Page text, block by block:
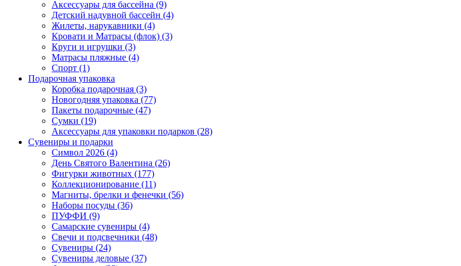
Аксессуары для бассейна (9)
Детский надувной бассейн (4)
Жилеты, нарукавники (4)
Кровати и Матрасы (флок) (3)
Круги и игрушки (3)
Матрасы пляжные (4)
Спорт (1)
Подарочная упаковка
Коробка подарочная (3)
Новогодняя упаковка (77)
Пакеты подарочные (47)
Сумки (19)
Аксессуары для упаковки подарков (28)
Сувениры и подарки
Символ 2026 (4)
День Святого Валентина (26)
Фигурки животных (177)
Коллекционирование (11)
Магниты, брелки и фенечки (56)
Наборы посуды (36)
ПУФФИ (9)
Самарские сувениры (4)
Свечи и подсвечники (48)
Сувениры (24)
Сувениры деловые (37)